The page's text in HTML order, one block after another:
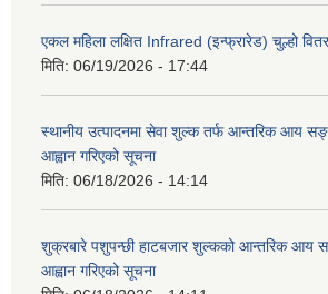
एकल महिला लक्षित Infrared (इन्फ्रारेड) चुल्हो
मिति: 06/19/2026 - 17:44
स्थानीय उत्पादनमा सेवा शुल्क तर्फ आन्तरिक आय
आह्वान गरिएको सूचना
मिति: 06/18/2026 - 14:14
शुक्रबारे पशुपन्छी हाटबजार शुल्कको आन्तरिक आय
आह्वान गरिएको सूचना